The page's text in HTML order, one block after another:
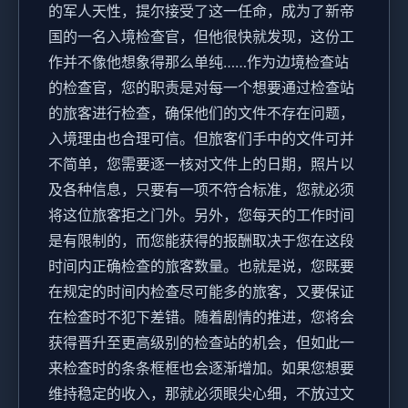
的军人天性，提尔接受了这一任命，成为了新帝
国的一名入境检查官，但他很快就发现，这份工
作并不像他想象得那么单纯……作为边境检查站
的检查官，您的职责是对每一个想要通过检查站
的旅客进行检查，确保他们的文件不存在问题，
入境理由也合理可信。但旅客们手中的文件可并
不简单，您需要逐一核对文件上的日期，照片以
及各种信息，只要有一项不符合标准，您就必须
将这位旅客拒之门外。另外，您每天的工作时间
是有限制的，而您能获得的报酬取决于您在这段
时间内正确检查的旅客数量。也就是说，您既要
在规定的时间内检查尽可能多的旅客，又要保证
在检查时不犯下差错。随着剧情的推进，您将会
获得晋升至更高级别的检查站的机会，但如此一
来检查时的条条框框也会逐渐增加。如果您想要
维持稳定的收入，那就必须眼尖心细，不放过文